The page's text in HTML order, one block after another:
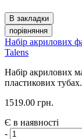
В закладки
порівняння
Набір акрилових
Talens
Набір акрилових
пластикових
1519.00 грн.
Є в наявності
-